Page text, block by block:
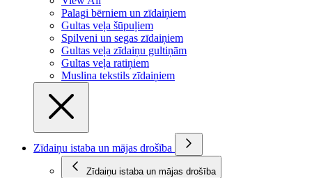
Palagi bērniem un zīdaiņiem
Gultas veļa šūpuļiem
Spilveni un segas zīdaiņiem
Gultas veļa zīdaiņu gultiņām
Gultas veļa ratiņiem
Muslina tekstils zīdaiņiem
Zīdaiņu istaba un mājas drošība
Zīdaiņu istaba un mājas drošība